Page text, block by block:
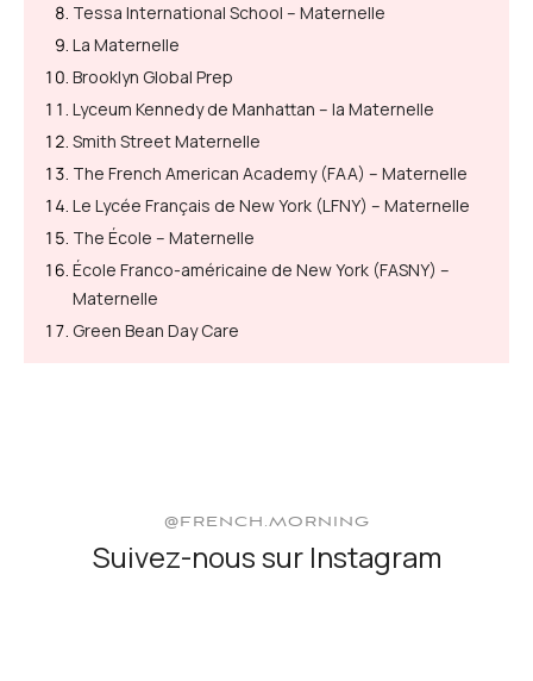
Tessa International School – Maternelle
La Maternelle
Brooklyn Global Prep
Lyceum Kennedy de Manhattan – la Maternelle
Smith Street Maternelle
The French American Academy (FAA) – Maternelle
Le Lycée Français de New York (LFNY) – Maternelle
The École – Maternelle
École Franco-américaine de New York (FASNY) –
Maternelle
Green Bean Day Care
@FRENCH.MORNING
Suivez-nous sur Instagram